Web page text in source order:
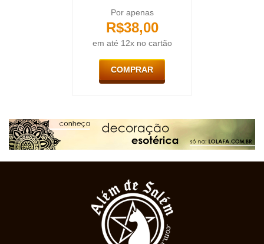
Por apenas
R$38,00
em até 12x no cartão
COMPRAR